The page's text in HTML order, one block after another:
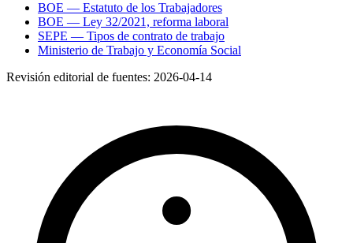
BOE — Estatuto de los Trabajadores
BOE — Ley 32/2021, reforma laboral
SEPE — Tipos de contrato de trabajo
Ministerio de Trabajo y Economía Social
Revisión editorial de fuentes: 2026-04-14